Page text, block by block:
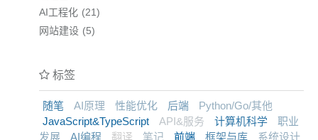
AI工程化
21
网站建设
5
标签
随笔 AI原理 性能优化 后端
Python/Go/其他
JavaScript&TypeScript
API&服务 计算机科学
职业
发展
AI编程 翻译 笔记 前端 框架与库 系统设计